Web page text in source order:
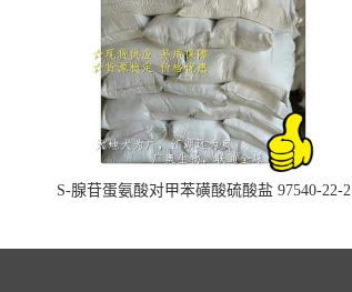
S-腺苷蛋氨酸对甲苯磺酸硫酸盐 97540-22-2